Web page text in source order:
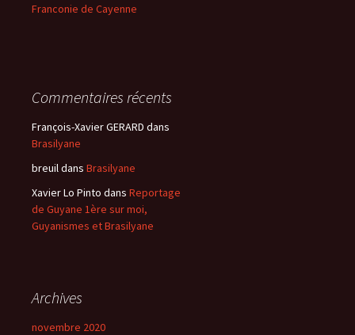
Franconie de Cayenne
Commentaires récents
François-Xavier GERARD dans
Brasilyane
breuildans Brasilyane
Xavier Lo Pinto dans Reportage
de Guyane 1ère sur moi,
Guyanismes et Brasilyane
Archives
novembre 2020